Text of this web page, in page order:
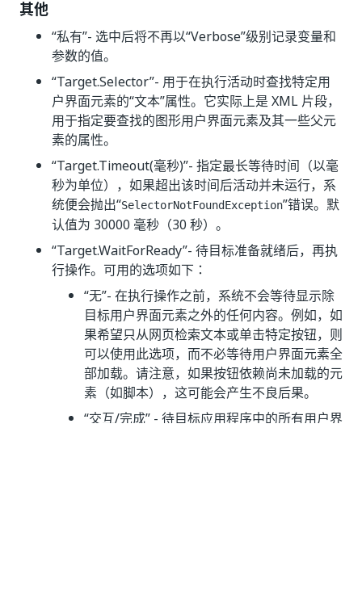
其他
“私有”- 选中后将不再以“Verbose”级别记录变量和
参数的值。
“Target.Selector”- 用于在执行活动时查找特定用
户界面元素的“文本”属性。它实际上是 XML 片段，
用于指定要查找的图形用户界面元素及其一些父元
素的属性。
“Target.Timeout(毫秒)”- 指定最长等待时间（以毫
秒为单位），如果超出该时间后活动并未运行，系
统便会抛出“SelectorNotFoundException”错误。默
认值为 30000 毫秒（30 秒）。
“Target.WaitForReady”- 待目标准备就绪后，再执
行操作。可用的选项如下：
“无”- 在执行操作之前，系统不会等待显示除
目标用户界面元素之外的任何内容。例如，如
果希望只从网页检索文本或单击特定按钮，则
可以使用此选项，而不必等待用户界面元素全
部加载。请注意，如果按钮依赖尚未加载的元
素（如脚本），这可能会产生不良后果。
“交互/完成” - 待目标应用程序中的所有用户界